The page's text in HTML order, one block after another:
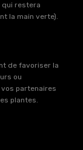
qui restera
la main verte).
de favoriser la
ou
partenaires
plantes.